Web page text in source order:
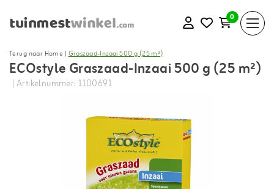
0
Terug naar Home |Graszaad-Inzaai 500 g (25 m²)
ECOstyle Graszaad-Inzaai 500 g (25 m²)
| Artikelnummer: 1100691